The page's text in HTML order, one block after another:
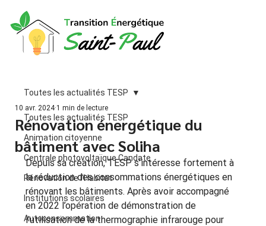
Toutes les actualités TESP
Animation citoyenne
Centrale photovoltaïque Candate
Rénovation de l'Habitat
Institutions scolaires
Autoconsommation
Toutes les actualités TESP
Rénovation énergétique du
bâtiment avec Soliha
10 avr. 2024 1 min de lecture
Depuis sa création, TESP s’intéresse fortement à
la réduction des consommations énergétiques en
rénovant les bâtiments. Après avoir accompagné
en 2022 l’opération de démonstration de
l’utilisation de la thermographie infrarouge pour